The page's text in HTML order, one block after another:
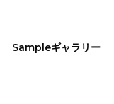
Sampleギャラリー